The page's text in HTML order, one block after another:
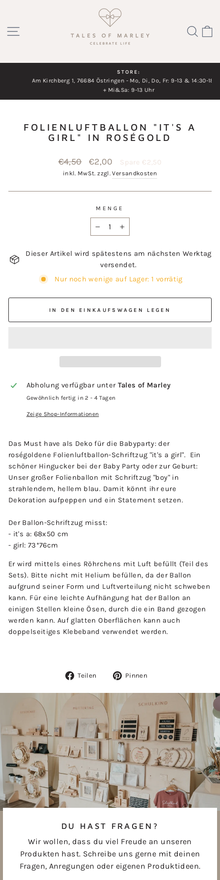
Inhalt
SEITENNAVIGATION
Diashow
STORE:
Am Kirchberg 1, 76684 Östringen - Mo, Di, Do, Fr: 9-13 & 14:30-18 Uhr
+ Mi&Sa: 9-13 Uhr
FOLIENLUFTBALLON "IT'S A
GIRL" IN ROSÉGOLD
Normaler
Preis
€4,50 Sonderpreis
€2,00 Spare €2,50
inkl. MwSt. zzgl.Versandkosten
MENGE
Dieser Artikel wird spätestens am nächsten Werktag
versendet.
Nur noch wenige auf Lager: 1 vorrätig
IN DEN EINKAUFSWAGEN LEGEN
Abholung verfügbar unter Tales of Marley
Gewöhnlich fertig in 2 - 4 Tagen
Zeige Shop-Informationen
Das Must have als Deko für die Babyparty: der
roségoldene Folienluftballon-Schriftzug "it's a girl". Ein
schöner Hingucker bei der Baby Party oder zur Geburt:
Unser großer Folienballon mit Schriftzug "boy" in
strahlendem, hellem blau. Damit könnt ihr eure
Dekoration aufpeppen und ein Statement setzen.
Der Ballon-Schriftzug misst:
- it's a: 68x50 cm
- girl: 73*76cm
Er wird mittels eines Röhrchens mit Luft befüllt (Teil des
Sets). Bitte nicht mit Helium befüllen, da der Ballon
aufgrund seiner Form und Luftverteilung nicht schweben
kann. Für eine leichte Aufhängung hat der Ballon an
einigen Stellen kleine Ösen, durch die ein Band gezogen
werden kann. Auf glatten Oberflächen kann auch
doppelseitiges Klebeband verwendet werden.
Teilen
Auf
Pinnen
DU HAST FRAGEN?
Wir wollen, dass du viel Freude an unseren
Produkten hast. Schreibe uns gerne mit deinen
Fragen, Anregungen oder eigenen Produktideen.